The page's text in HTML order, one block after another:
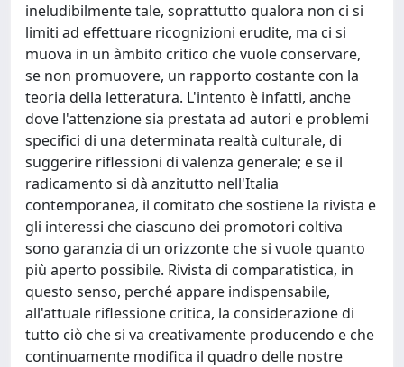
ineludibilmente tale, soprattutto qualora non ci si
limiti ad effettuare ricognizioni erudite, ma ci si
muova in un àmbito critico che vuole conservare,
se non promuovere, un rapporto costante con la
teoria della letteratura. L'intento è infatti, anche
dove l'attenzione sia prestata ad autori e problemi
specifici di una determinata realtà culturale, di
suggerire riflessioni di valenza generale; e se il
radicamento si dà anzitutto nell'Italia
contemporanea, il comitato che sostiene la rivista e
gli interessi che ciascuno dei promotori coltiva
sono garanzia di un orizzonte che si vuole quanto
più aperto possibile. Rivista di comparatistica, in
questo senso, perché appare indispensabile,
all'attuale riflessione critica, la considerazione di
tutto ciò che si va creativamente producendo e che
continuamente modifica il quadro delle nostre